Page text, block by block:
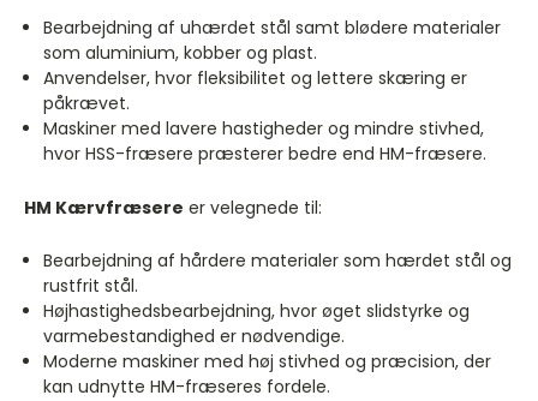
Bearbejdning af uhærdet stål samt blødere materialer
som aluminium, kobber og plast.
Anvendelser, hvor fleksibilitet og lettere skæring er
påkrævet.
Maskiner med lavere hastigheder og mindre stivhed,
hvor HSS-fræsere præsterer bedre end HM-fræsere.
HM Kærvfræsere er velegnede til:
Bearbejdning af hårdere materialer som hærdet stål og
rustfrit stål.
Højhastighedsbearbejdning, hvor øget slidstyrke og
varmebestandighed er nødvendige.
Moderne maskiner med høj stivhed og præcision, der
kan udnytte HM-fræseres fordele.